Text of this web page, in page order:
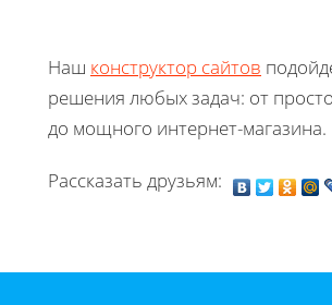
Наш конструктор сайтов
решения любых задач: от
до мощного интернет-магазина.
Рассказать друзьям: